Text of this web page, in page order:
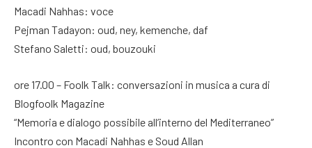
Macadi Nahhas: voce
Pejman Tadayon: oud, ney, kemenche, daf
Stefano Saletti: oud, bouzouki
ore 17.00 – Foolk Talk: conversazioni in musica a cura di
Blogfoolk Magazine
“Memoria e dialogo possibile all’interno del Mediterraneo”
Incontro con Macadi Nahhas e Soud Allan